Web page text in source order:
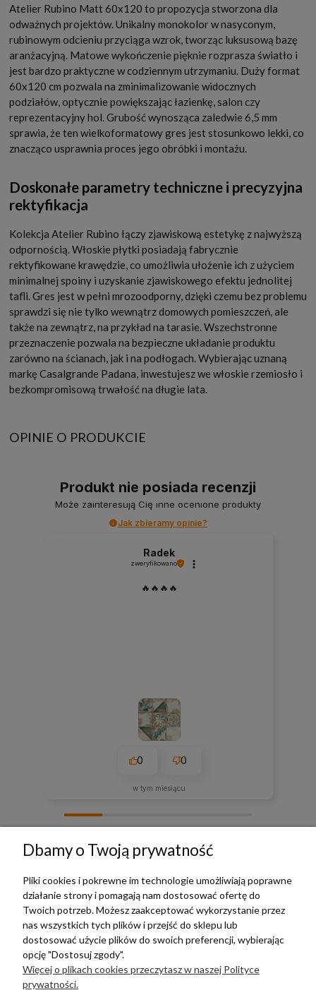
Atelier Rubino Matt 60x120 to propozycja stworzona dla
odważnych projektów. Unikalny monokolor w nasyconym,
rubinowym odcieniu przyciąga wzrok, tworząc luksusową bazę
aranżacyjną. Matowe wykończenie pięknie rozprasza światło i
jest bardzo praktyczne w codziennym utrzymaniu. Duży format
60x120 cm pozwala na zminimalizowanie widocznych
podziałów, optycznie powiększając łazienkę, salon czy
reprezentacyjny hol. Grubość wynosząca zaledwie 6,5 mm
sprawia, że ten wielkoformatowy gres jest stosunkowo lekki, co
znacząco usprawnia proces jego obróbki i montażu.
Doskonałe parametry techniczne i precyzyjna
rektyfikacja
Kolekcja Atelier Rubino łączy zjawiskową estetykę z najwyższą
odpornością. Włoskie płytki posiadają fabrycznie
rektyfikowane krawędzie, co umożliwia ułożenie ich z użyciem
minimalnej spoiny i uzyskanie zjawiskowego efektu jednolitej
tafli. Gres jest w pełni mrozoodporny, dzięki czemu bez problemu
sprawdzi się nie tylko wewnątrz domowych pomieszczeń, ale
także na zewnątrz, na przykład na tarasie. Wszechstronne
przeznaczenie pozwala na bezpieczne układanie produktu
zarówno na ścianach, jak i na podłogach. Wybierając uznaną
markę Casalgrande Padana, inwestujesz we włoskie rzemiosło i
bezkompromisową trwałość na długie lata.
OPINIE O PRODUKCIE
Produkt nie posiada recenzji
Może zainteresują Cię inne ocenione produkty
Jak zbieramy opinie?
Radek
zweryfikowano
🔥🔥🔥🔥
0 0
w tym miesiącu
TERRADECO
BAZA WIEDZY
PŁATNOŚCI I DOSTAWA
Dbamy o Twoją prywatność
Pliki cookies i pokrewne im technologie umożliwiają poprawne
działanie strony i pomagają nam dostosować ofertę do
Twoich potrzeb. Możesz zaakceptować wykorzystanie przez
nas wszystkich tych plików i przejść do sklepu lub
dostosować użycie plików do swoich preferencji, wybierając
opcję "Dostosuj zgody".
Więcej o plikach cookies przeczytasz w naszej Polityce
prywatności.